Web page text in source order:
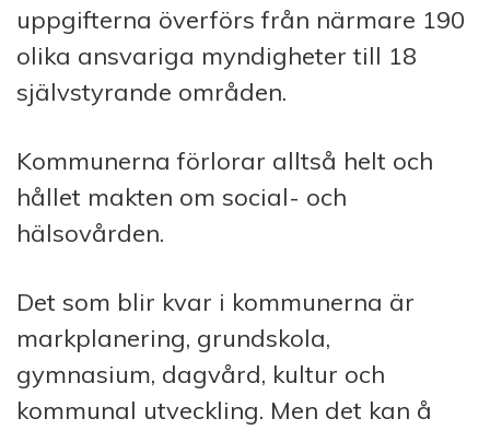
uppgifterna överförs från närmare 190
olika ansvariga myndigheter till 18
självstyrande områden.
Kommunerna förlorar alltså helt och
hållet makten om social- och
hälsovården.
Det som blir kvar i kommunerna är
markplanering, grundskola,
gymnasium, dagvård, kultur och
kommunal utveckling. Men det kan å